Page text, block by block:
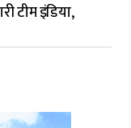
टीम इंडिया,